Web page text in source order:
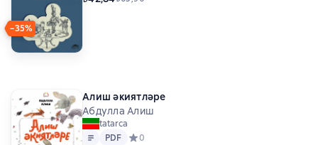
−35%
Алиш әкиятләре
Абдулла Алиш
tatarca
Metin
PDF
PDF Средний рейтинг 0 на основе 0 оценок
0